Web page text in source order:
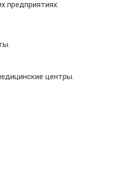
предприятиях:
центры.